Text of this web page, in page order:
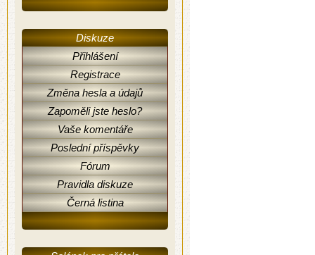
Diskuze
Přihlášení
Registrace
Změna hesla a údajů
Zapoměli jste heslo?
Vaše komentáře
Poslední příspěvky
Fórum
Pravidla diskuze
Černá listina